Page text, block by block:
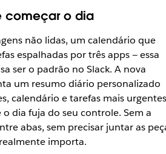
começar o dia
não lidas, um calendário que
espalhadas por três apps — essa
ser o padrão no Slack. A nova
um resumo diário personalizado
calendário e tarefas mais urgentes
dia fuja do seu controle. Sem a
abas, sem precisar juntar as
importa.